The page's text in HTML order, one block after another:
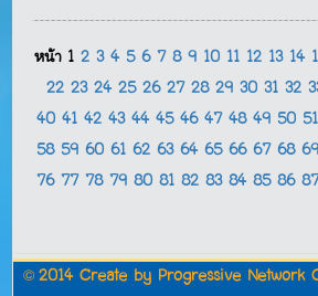
หน้า 1 2 3 4 5 6 7 8 9 10 11 12 13 14
22 23 24 25 26 27 28 29 30 31 32
40 41 42 43 44 45 46 47 48 49 50 51
58 59 60 61 62 63 64 65 66 67 68 69
76 77 78 79 80 81 82 83 84 85 86 87
© 2014 Create by Progressive Network